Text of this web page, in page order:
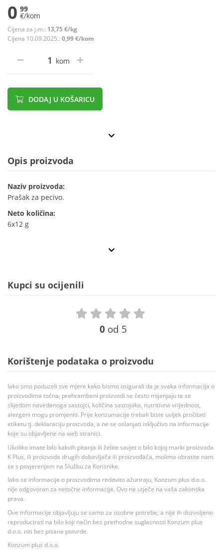
0 99
€/kom
Cijena za j.m.: 13,75 €/kg
Cijena 10.09.2025.: 0,99 €/kom
kom
DODAJ U KOŠARICU
Opis proizvoda
Naziv proizvoda:
Prašak za pecivo.
Neto količina:
6x12 g
Kupci su ocijenili
0 od 5
Korištenje podataka o proizvodu
Iako smo poduzeli sve mjere kako bismo osigurali da je svaka informacija o
proizvodima točna, prehrambeni proizvodi se često mijenjaju te se
slijedom navedenoga sastojci, količina sastojaka, nutritivna vrijednost,
alergeni mogu promjeniti. Prije konzumacije trebali biste uvijek pročitati
etiketu tj. deklaraciju proizvoda, a ne se oslanjati isključivo na informacije
koje su objavljene na web stranici.
Ukoliko imate bilo kakvih pitanja ili želite savjet o bilo kojoj marki proizvoda
K Plus, ili proizvoda drugih dobavljača ili proizvođača, molimo obratite nam
se s povjerenjem na Službu za Korisnike.
Iako se informacije o proizvodima redovito ažuriraju, Konzum plus d.o.o.
nije odgovoran za netočne informacije. Ovo ne utječe na vaša zakonska
prava.
Ove informacije objavljuju se samo za osobne potrebe, a nije ih dozvoljeno
reproducirati na bilo koji način bez prethodne suglasnosti Konzum plus
d.o.o. niti bez pisane potvrde.
Konzum plus d.o.o.